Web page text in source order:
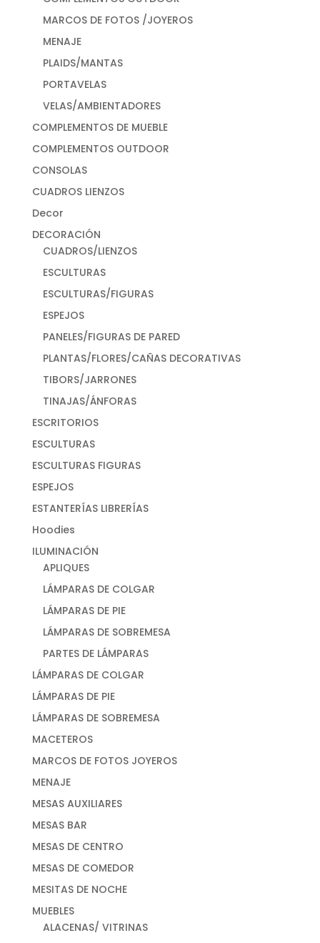
MARCOS DE FOTOS /JOYEROS
MENAJE
PLAIDS/MANTAS
PORTAVELAS
VELAS/AMBIENTADORES
COMPLEMENTOS DE MUEBLE
COMPLEMENTOS OUTDOOR
CONSOLAS
CUADROS LIENZOS
Decor
DECORACIÓN
CUADROS/LIENZOS
ESCULTURAS
ESCULTURAS/FIGURAS
ESPEJOS
PANELES/FIGURAS DE PARED
PLANTAS/FLORES/CAÑAS DECORATIVAS
TIBORS/JARRONES
TINAJAS/ÁNFORAS
ESCRITORIOS
ESCULTURAS
ESCULTURAS FIGURAS
ESPEJOS
ESTANTERÍAS LIBRERÍAS
Hoodies
ILUMINACIÓN
APLIQUES
LÁMPARAS DE COLGAR
LÁMPARAS DE PIE
LÁMPARAS DE SOBREMESA
PARTES DE LÁMPARAS
LÁMPARAS DE COLGAR
LÁMPARAS DE PIE
LÁMPARAS DE SOBREMESA
MACETEROS
MARCOS DE FOTOS JOYEROS
MENAJE
MESAS AUXILIARES
MESAS BAR
MESAS DE CENTRO
MESAS DE COMEDOR
MESITAS DE NOCHE
MUEBLES
ALACENAS/ VITRINAS